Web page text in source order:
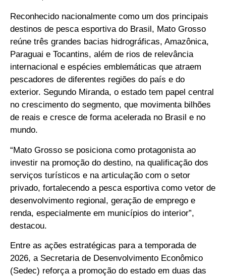
Reconhecido nacionalmente como um dos principais
destinos de pesca esportiva do Brasil, Mato Grosso
reúne três grandes bacias hidrográficas, Amazônica,
Paraguai e Tocantins, além de rios de relevância
internacional e espécies emblemáticas que atraem
pescadores de diferentes regiões do país e do
exterior. Segundo Miranda, o estado tem papel central
no crescimento do segmento, que movimenta bilhões
de reais e cresce de forma acelerada no Brasil e no
mundo.
“Mato Grosso se posiciona como protagonista ao
investir na promoção do destino, na qualificação dos
serviços turísticos e na articulação com o setor
privado, fortalecendo a pesca esportiva como vetor de
desenvolvimento regional, geração de emprego e
renda, especialmente em municípios do interior”,
destacou.
Entre as ações estratégicas para a temporada de
2026, a Secretaria de Desenvolvimento Econômico
(Sedec) reforça a promoção do estado em duas das